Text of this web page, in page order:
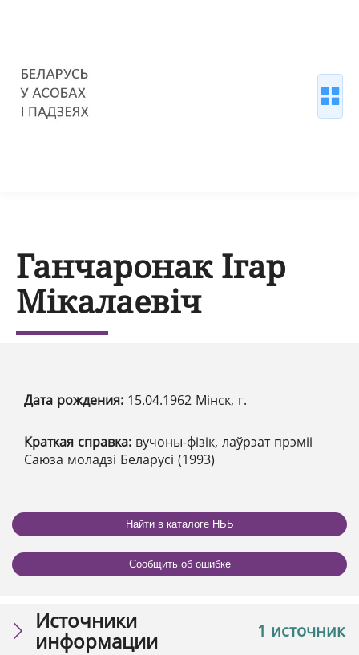
Ганчаронак Ігар
Мікалаевіч
Дата рождения: 15.04.1962 Мінск, г.
Краткая справка: вучоны-фізік, лаўрэат прэміі
Саюза моладзі Беларусі (1993)
Найти в каталоге НББ
Сообщить об ошибке
1 источник
Источники
информации